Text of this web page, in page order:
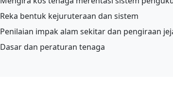
Reka bentuk kejuruteraan dan sistem
Penilaian impak alam sekitar dan pengiraan
Dasar dan peraturan tenaga